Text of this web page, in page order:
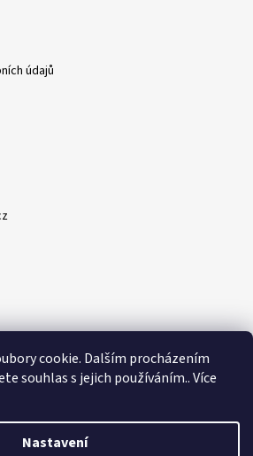
cookie. Dalším procházením
souhlas s jejich používáním.. Více
Nastavení
údajů
platby